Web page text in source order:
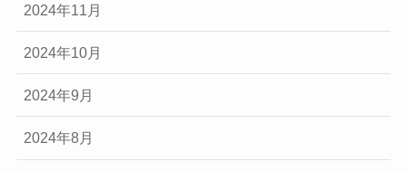
2024年11月
2024年10月
2024年9月
2024年8月